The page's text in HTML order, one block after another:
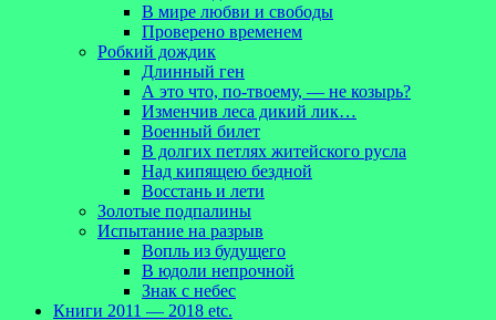
В мире любви и свободы
Проверено временем
Робкий дождик
Длинный ген
А это что, по-твоему, — не козырь?
Изменчив леса дикий лик…
Военный билет
В долгих петлях житейского русла
Над кипящею бездной
Восстань и лети
Золотые подпалины
Испытание на разрыв
Вопль из будущего
В юдоли непрочной
Знак с небес
Книги 2011 — 2018 etc.